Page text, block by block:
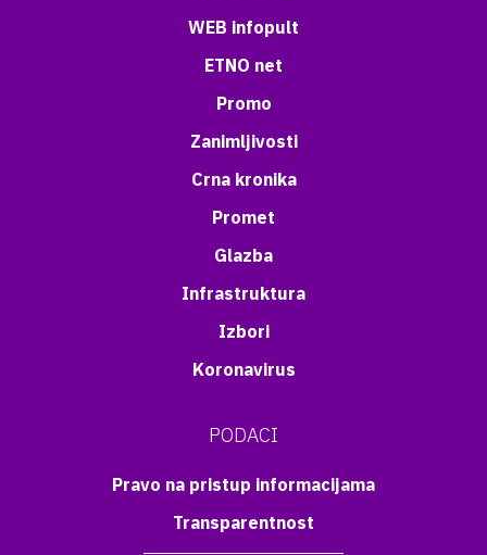
WEB infopult
ETNO net
Promo
Zanimljivosti
Crna kronika
Promet
Glazba
Infrastruktura
Izbori
Koronavirus
PODACI
Pravo na pristup informacijama
Transparentnost